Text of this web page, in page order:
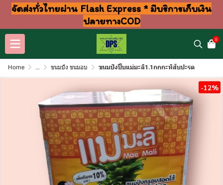
จัดส่งทั่วไทยผ่าน Flash Express * มีบริการเก็บเงิน
ปลายทางCOD
0
Home ... ขนมปัง ขนมอบ ขนมปังปี๊บแม่มะลิ1.1กกกะทิสับปะรด
-12%